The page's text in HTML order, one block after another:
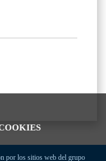
por los sitios web del grupo